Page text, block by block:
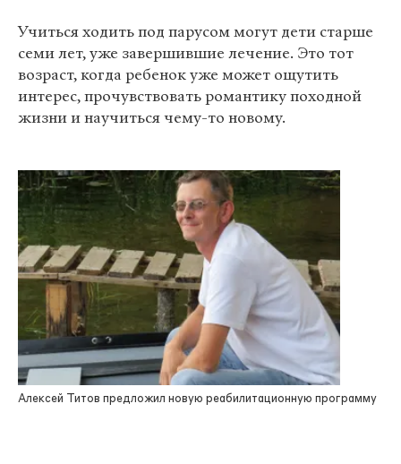
Учиться ходить под парусом могут дети старше
семи лет, уже завершившие лечение. Это тот
возраст, когда ребенок уже может ощутить
интерес, прочувствовать романтику походной
жизни и научиться чему-то новому.
Алексей Титов предложил новую реабилитационную программу